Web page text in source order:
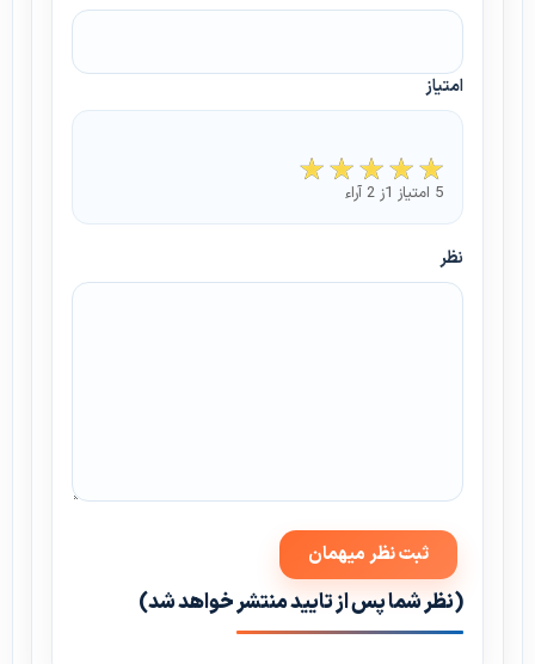
امتیاز
5 امتیاز 1ز 2 آراء
نظر
(نظر شما پس از تایید منتشر خواهد شد)